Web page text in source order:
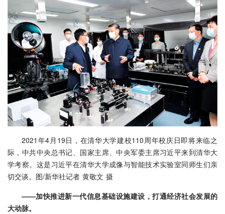
2021年4月19日，在清华大学建校110周年校庆日即将来临之
际，中共中央总书记、国家主席、中央军委主席习近平来到清华大
学考察。这是习近平在清华大学成像与智能技术实验室同师生们亲
切交谈。图/新华社记者 黄敬文 摄
——加快推进新一代信息基础设施建设，打通经济社会发展的
大动脉。